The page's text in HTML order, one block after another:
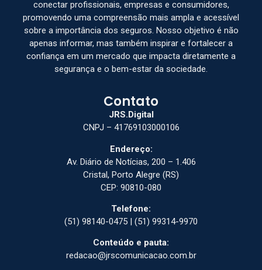
conectar profissionais, empresas e consumidores,
promovendo uma compreensão mais ampla e acessível
sobre a importância dos seguros. Nosso objetivo é não
apenas informar, mas também inspirar e fortalecer a
confiança em um mercado que impacta diretamente a
segurança e o bem-estar da sociedade.
Contato
JRS.Digital
CNPJ – 41769103000106
Endereço:
Av. Diário de Notícias, 200 – 1.406
Cristal, Porto Alegre (RS)
CEP: 90810-080
Telefone:
(51) 98140-0475 | (51) 99314-9970
Conteúdo e pauta:
redacao@jrscomunicacao.com.br